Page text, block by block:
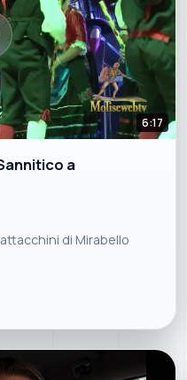
6:17
a
di Mirabello